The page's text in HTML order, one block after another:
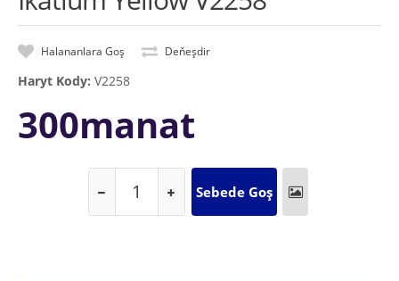
Halananlara Goş Deňeşdir
Haryt Kody: V2258
300manat